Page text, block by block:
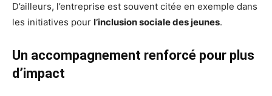
D’ailleurs, l’entreprise est souvent citée en exemple dans
les initiatives pour l’inclusion sociale des jeunes.
Un accompagnement renforcé pour plus
d’impact